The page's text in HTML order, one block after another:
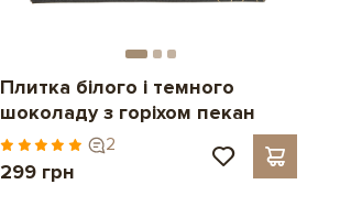
Плитка білого і темного
шоколаду з горіхом пекан
2
299 грн